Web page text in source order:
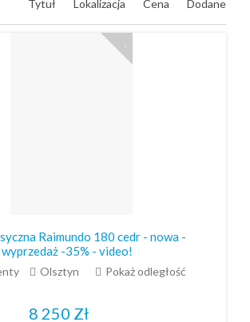
Tytuł Lokalizacja Cena Dodane
Raimundo 180 cedr - nowa -
wyprzedaż -35% - video!
Olsztyn Pokaż odległość
8 250 Zł